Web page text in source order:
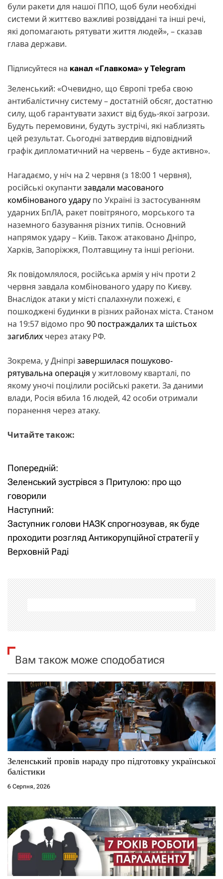
були ракети для нашої ППО, щоб були необхідні
системи й життєво важливі розвіддані та інші речі,
які допомагають рятувати життя людей», – сказав
глава держави.
Підписуйтеся на канал «Главкома» у Telegram
Зеленський: «Очевидно, що Європі треба свою
антибалістичну систему – достатній обсяг, достатню
силу, щоб гарантувати захист від будь-якої загрози.
Будуть перемовини, будуть зустрічі, які наблизять
цей результат. Сьогодні затвердив відповідний
графік дипломатичний на червень – буде активно».
Нагадаємо, у ніч на 2 червня (з 18:00 1 червня),
російські окупанти завдали масованого
комбінованого удару по Україні із застосуванням
ударних БпЛА, ракет повітряного, морського та
наземного базування різних типів. Основний
напрямок удару – Київ. Також атаковано Дніпро,
Харків, Запоріжжя, Полтавщину та інші регіони.
Як повідомлялося, російська армія у ніч проти 2
червня завдала комбінованого удару по Києву.
Внаслідок атаки у місті спалахнули пожежі, є
пошкоджені будинки в різних районах міста. Станом
на 19:57 відомо про 90 постраждалих та шістьох
загиблих через атаку РФ.
Зокрема, у Дніпрі завершилася пошуково-
рятувальна операція у житловому кварталі, по
якому уночі поцілили російські ракети. За даними
влади, Росія вбила 16 людей, 42 особи отримали
поранення через атаку.
Читайте також:
Н
а
в
і
г
а
ц
і
а
и
с
і
в
Попередній:
Зеленський зустрівся з Притулою: про що
говорили
Наступний:
Заступник голови НАЗК спрогнозував, як буде
проходити розгляд Антикорупційної стратегії у
Верховній Раді
Вам також може сподобатися
Зеленський провів нараду про підготовку української
балістики
6 Серпня, 2026